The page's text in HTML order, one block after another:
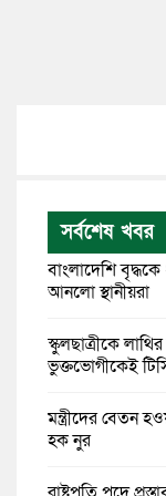
সর্বশেষ খবর
বাংলাদেশি
আনলো স্থানীয়রা
স্কুলছাত্রীকে
ভুক্তভোগীকেই
মন্ত্রীদের বেতন
হক নুর